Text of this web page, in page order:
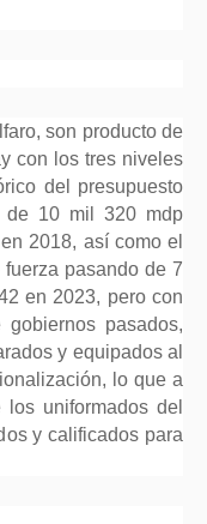
son producto de
con los tres niveles
del presupuesto
de 10 mil 320 mdp
2018, así como el
pasando de 7
en 2023, pero con
pasados,
y equipados al
lo que a
uniformados del
y calificados para